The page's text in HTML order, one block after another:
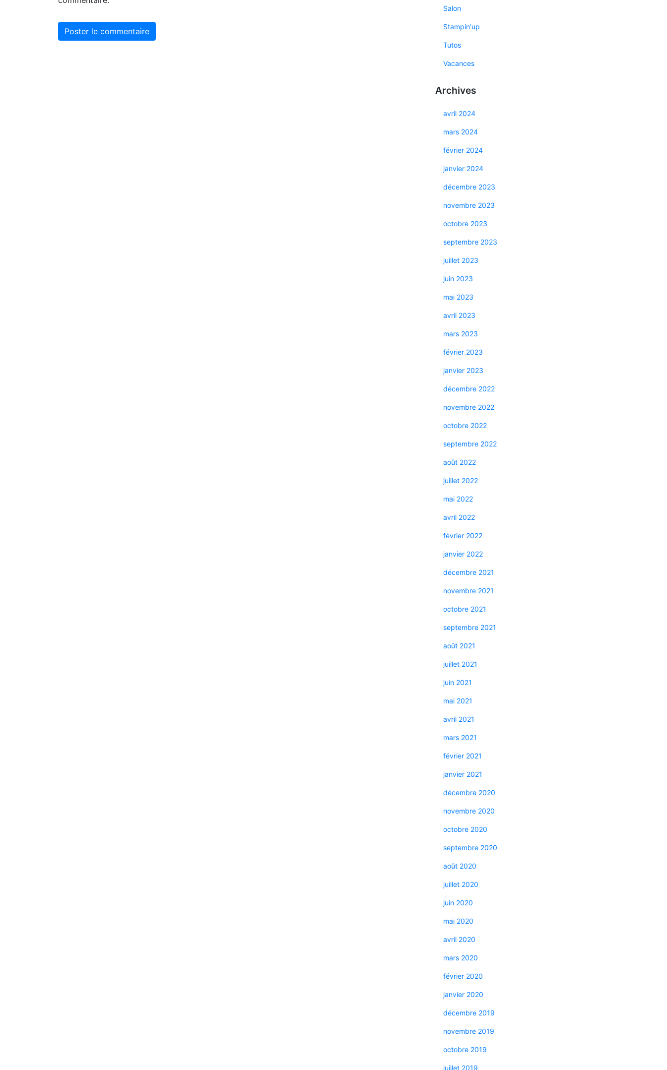
Salon
Stampin'up
Tutos
Vacances
Archives
avril 2024
mars 2024
février 2024
janvier 2024
décembre 2023
novembre 2023
octobre 2023
septembre 2023
juillet 2023
juin 2023
mai 2023
avril 2023
mars 2023
février 2023
janvier 2023
décembre 2022
novembre 2022
octobre 2022
septembre 2022
août 2022
juillet 2022
mai 2022
avril 2022
février 2022
janvier 2022
décembre 2021
novembre 2021
octobre 2021
septembre 2021
août 2021
juillet 2021
juin 2021
mai 2021
avril 2021
mars 2021
février 2021
janvier 2021
décembre 2020
novembre 2020
octobre 2020
septembre 2020
août 2020
juillet 2020
juin 2020
mai 2020
avril 2020
mars 2020
février 2020
janvier 2020
décembre 2019
novembre 2019
octobre 2019
juillet 2019